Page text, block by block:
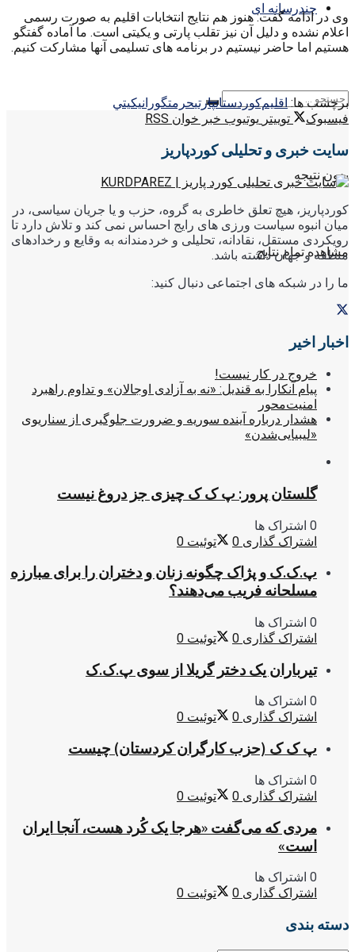
چندرسانه ای
بدون نتیجه
مشاهده تمام نتایج
وی در ادامه گفت: هنوز هم نتایج انتخابات اقلیم به صورت رسمی
اعلام نشده و دلیل آن نیز تقلب پارتی و یکیتی است. ما آماده گفتگو
هستیم اما حاضر نیستیم در برنامه های تسلیمی آنها مشارکت کنیم.
برچسب ها: اقليم‌كوردستانپارتيحرمتگورانيكيتي
فیسبوک
توییتر یوتیوب خبر خوان RSS
سایت خبری و تحلیلی کوردپاریز
کوردپاریز، هیچ تعلق خاطری به گروه، حزب و یا جریان سیاسی، در
میان انبوه سیاست ورزی های رایج احساس نمی کند و تلاش دارد تا
رویکردی مستقل، نقادانه، تحلیلی و خردمندانه به وقایع و رخدادهای
منطقه و جهان داشته باشد.
ما را در شبکه های اجتماعی دنبال کنید:
اخبار اخیر
خروج در کار نیست!
پیام آنکارا به قندیل: «نه به آزادی اوجالان» و تداوم راهبرد
امنیت‌محور
هشدار درباره آینده سوریه و ضرورت جلوگیری از سناریوی
«لیبیایی‌شدن»
گلستان پرور: پ ک ک چیزی جز دروغ نیست
0 اشتراک ها
اشتراک گذاری 0 توئیت 0
پ.ک.ک و پژاک چگونه زنان و دختران را برای مبارزه
مسلحانه فریب می‌دهند؟
0 اشتراک ها
اشتراک گذاری 0 توئیت 0
تیرباران یک دختر گریلا از سوی پ.ک.ک
0 اشتراک ها
اشتراک گذاری 0 توئیت 0
پ ک ک (حزب کارگران کردستان) چیست
0 اشتراک ها
اشتراک گذاری 0 توئیت 0
مردی که می‌گفت «هرجا یک کُرد هست، آنجا ایران
است»
0 اشتراک ها
اشتراک گذاری 0 توئیت 0
دسته بندی